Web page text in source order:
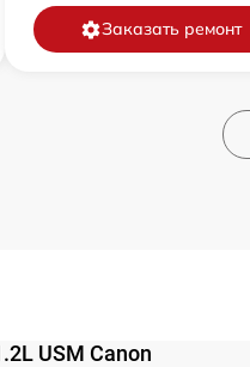
Заказать ремонт
USM Canon